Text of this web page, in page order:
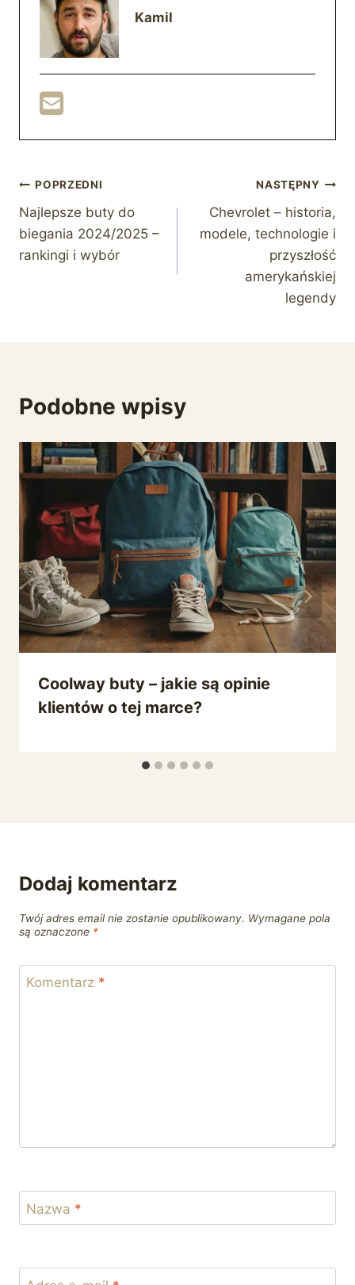
Kamil
Nawigacja
wpisu
POPRZEDNI
Najlepsze buty do
biegania 2024/2025 –
rankingi i wybór
NASTĘPNY
Chevrolet – historia,
modele, technologie i
przyszłość
amerykańskiej
legendy
Podobne wpisy
Coolway buty – jakie są opinie
klientów o tej marce?
Dodaj komentarz
Twój adres email nie zostanie opublikowany. Wymagane pola
są oznaczone *
Komentarz *
Nazwa *